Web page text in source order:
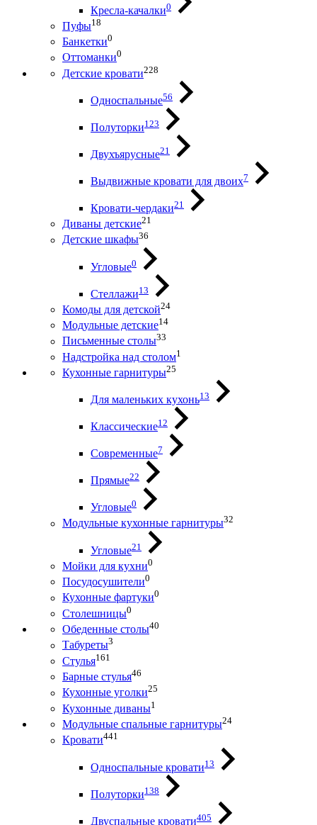
Кресла-качалки0
Пуфы18
Банкетки0
Оттоманки0
Детские кровати228
Односпальные56
Полуторки123
Двухъярусные21
Выдвижные кровати для двоих7
Кровати-чердаки21
Диваны детские21
Детские шкафы36
Угловые0
Стеллажи13
Комоды для детской24
Модульные детские14
Письменные столы33
Надстройка над столом1
Кухонные гарнитуры25
Для маленьких кухонь13
Классические12
Современные7
Прямые22
Угловые0
Модульные кухонные гарнитуры32
Угловые21
Мойки для кухни0
Посудосушители0
Кухонные фартуки0
Столешницы0
Обеденные столы40
Табуреты3
Стулья161
Барные стулья46
Кухонные уголки25
Кухонные диваны1
Модульные спальные гарнитуры24
Кровати441
Односпальные кровати13
Полуторки138
Двуспальные кровати405